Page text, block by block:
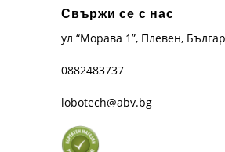
Свържи се с нас
ул “Морава 1”, Плевен,
0882483737
lobotech@abv.bg